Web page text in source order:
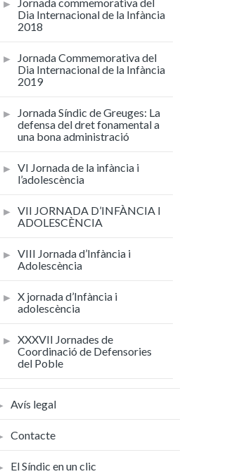
Dia Internacional de la Infància
2018
Jornada Commemorativa del
Dia Internacional de la Infància
2019
Jornada Síndic de Greuges: La
defensa del dret fonamental a
una bona administració
VI Jornada de la infància i
l’adolescència
VII JORNADA D’INFÀNCIA I
ADOLESCÈNCIA
VIII Jornada d’Infància i
Adolescència
X jornada d’Infància i
adolescència
XXXVII Jornades de
Coordinació de Defensories
del Poble
Avís legal
Contacte
El Síndic en un clic